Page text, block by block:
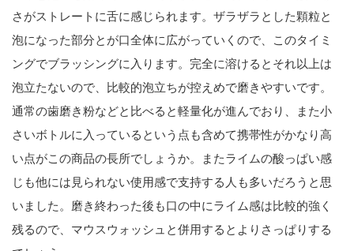
さがストレートに舌に感じられます。ザラザラとした顆粒と
泡になった部分とが口全体に広がっていくので、このタイミ
ングでブラッシングに入ります。完全に溶けるとそれ以上は
泡立たないので、比較的泡立ちが控えめで磨きやすいです。
通常の歯磨き粉などと比べると軽量化が進んでおり、また小
さいボトルに入っているという点も含めて携帯性がかなり高
い点がこの商品の長所でしょうか。またライムの酸っぱい感
じも他には見られない使用感で支持する人も多いだろうと思
いました。磨き終わった後も口の中にライム感は比較的強く
残るので、マウスウォッシュと併用するとよりさっぱりする